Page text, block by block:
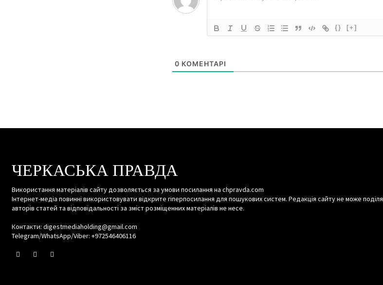
{} [+]
0 КОМЕНТАРІ
ЧЕРКАСЬКА ПРАВДА
Використання матеріалів сайту дозволяється за умови посилання на chpravda.com
Інтернет-медіа повинні використовувати відкрите гіперпосилання для пошукових систем. Редакція сайту не може
авторів статей та відповідальності за зміст розміщенних матеріалів не несе.
Контакти: digestmediaholding@gmail.com
Telegram/WhatsApp/Viber: +972546406116